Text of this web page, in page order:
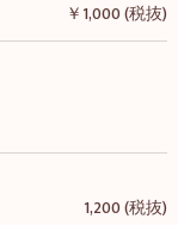
￥1,000 (税抜)
1,200 (税抜)